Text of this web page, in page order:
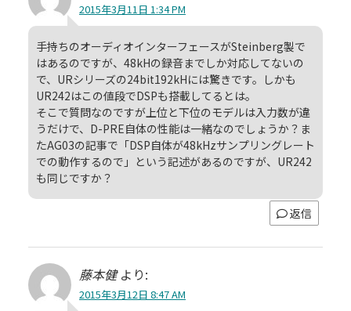
2015年3月11日 1:34 PM
手持ちのオーディオインターフェースがSteinberg製で
はあるのですが、48kHの録音までしか対応してないの
で、URシリーズの24bit192kHには驚きです。しかも
UR242はこの値段でDSPも搭載してるとは。
そこで質問なのですが上位と下位のモデルは入力数が違
うだけで、D-PRE自体の性能は一緒なのでしょうか？ま
たAG03の記事で「DSP自体が48kHzサンプリングレート
での動作するので」という記述があるのですが、UR242
も同じですか？
返信
藤本健 より:
2015年3月12日 8:47 AM